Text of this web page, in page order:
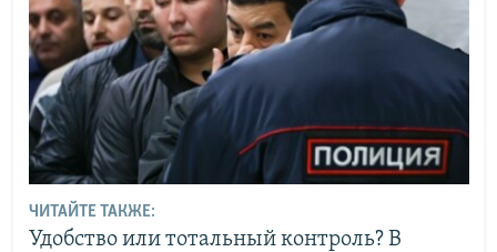
ЧИТАЙТЕ ТАКЖЕ:
Удобство или тотальный контроль? В